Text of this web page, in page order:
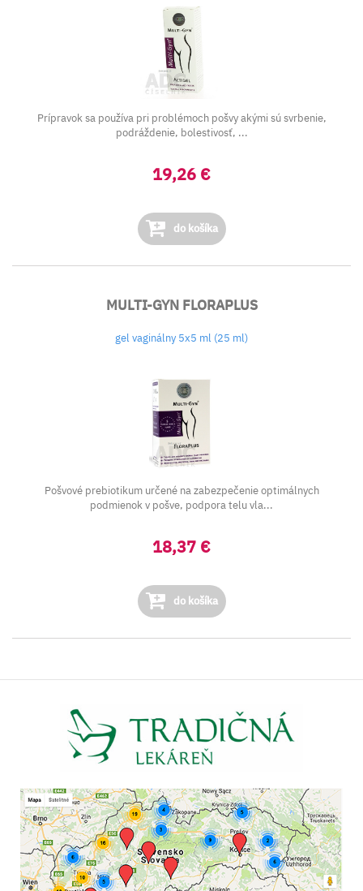
Prípravok sa používa pri problémoch pošvy akými sú svrbenie,
podráždenie, bolestivosť, ...
19,26 €
do košíka
MULTI-GYN FLORAPLUS
gel vaginálny 5x5 ml (25 ml)
Pošvové prebiotikum určené na zabezpečenie optimálnych
podmienok v pošve, podpora telu vla...
18,37 €
do košíka